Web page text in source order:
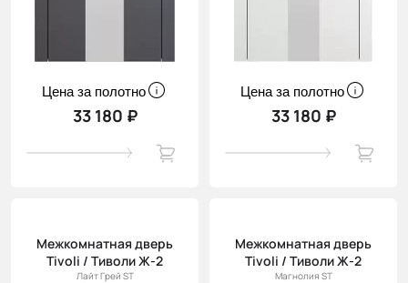
Цена за полотно
33 180 ₽
Цена за полотно
33 180 ₽
Межкомнатная дверь
Tivoli / Тиволи Ж-2
Лайт Грей ST
Межкомнатная дверь
Tivoli / Тиволи Ж-2
Магнолия ST